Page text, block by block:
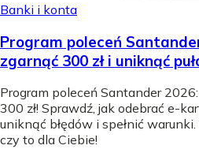
Banki i konta
Program poleceń
zgarnąć 300 zł i uniknąć
Program poleceń Santander
300 zł! Sprawdź, jak odebrać e-
uniknąć błędów i spełnić warunki.
czy to dla Ciebie!